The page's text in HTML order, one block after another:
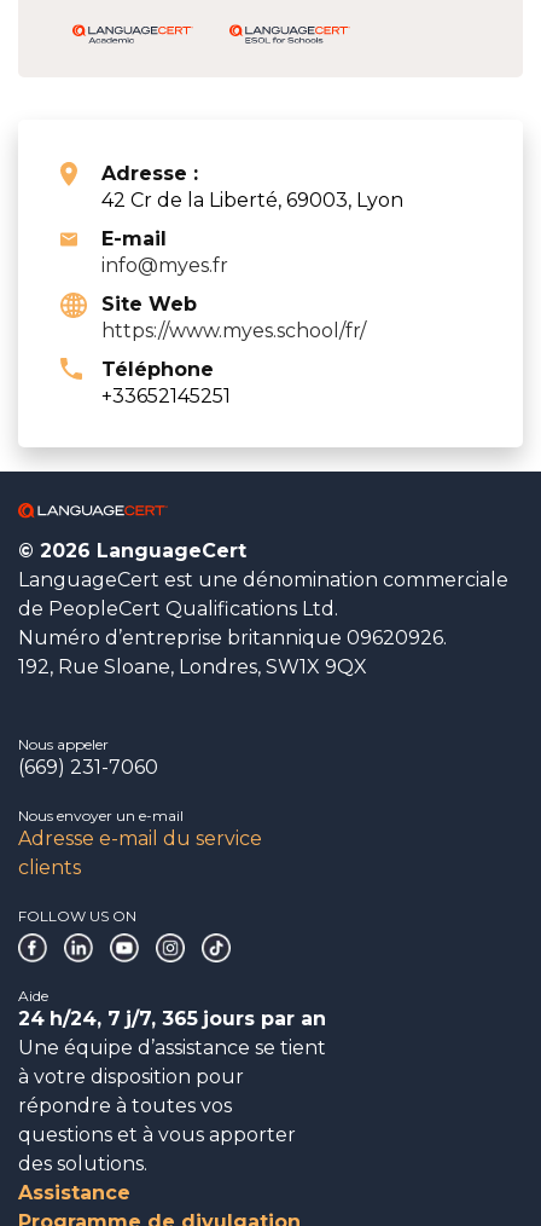
Adresse :
42 Cr de la Liberté, 69003, Lyon
E-mail
info@myes.fr
Site Web
https://www.myes.school/fr/
Téléphone
+33652145251
© 2026 LanguageCert
LanguageCert est une dénomination commerciale
de PeopleCert Qualifications Ltd.
Numéro d’entreprise britannique 09620926.
192, Rue Sloane, Londres, SW1X 9QX
Nous appeler
(669) 231-7060
Nous envoyer un e-mail
Adresse e-mail du service
clients
FOLLOW US ON
Aide
24 h/24, 7 j/7, 365 jours par an
Une équipe d’assistance se tient
à votre disposition pour
répondre à toutes vos
questions et à vous apporter
des solutions.
Assistance